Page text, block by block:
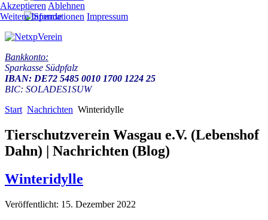
Bankkonto:
Sparkasse Südpfalz
IBAN: DE72 5485 0010 1700 1224 25
BIC: SOLADES1SUW
Start Nachrichten Winteridylle
Tierschutzverein Wasgau e.V. (Lebenshof
Dahn) | Nachrichten (Blog)
Winteridylle
Veröffentlicht: 15. Dezember 2022
Akzeptieren Ablehnen
Weitere Informationen Impressum